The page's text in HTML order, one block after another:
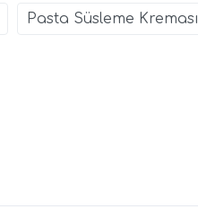
Pasta Süsleme Kreması